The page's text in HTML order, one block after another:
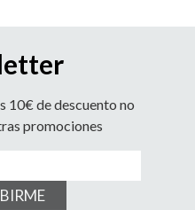
10€ de descuento no
promociones